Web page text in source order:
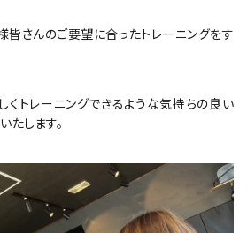
皆さんのご要望に合ったトレーニングをす
くトレーニングできるような気持ちの良い
たします。